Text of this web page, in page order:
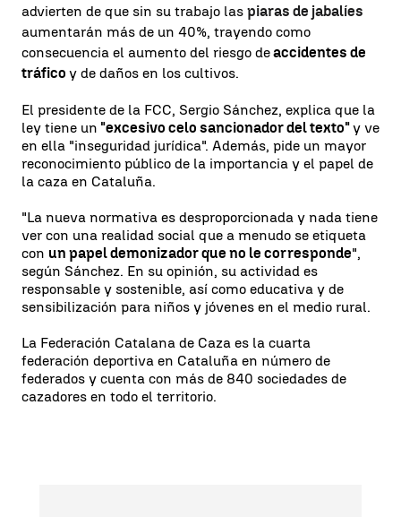
advierten de que sin su trabajo las piaras de jabalíes
aumentarán más de un 40%, trayendo como
consecuencia el aumento del riesgo deaccidentes de
tráfico y de daños en los cultivos.
El presidente de la FCC, Sergio Sánchez, explica que la
ley tiene un "excesivo celo sancionador del texto"y ve
en ella "inseguridad jurídica". Además, pide un mayor
reconocimiento público de la importancia y el papel de
la caza en Cataluña.
"La nueva normativa es desproporcionada y nada tiene
ver con una realidad social que a menudo se etiqueta
con un papel demonizador que no le corresponde",
según Sánchez. En su opinión, su actividad es
responsable y sostenible, así como educativa y de
sensibilización para niños y jóvenes en el medio rural.
La Federación Catalana de Caza es la cuarta
federación deportiva en Cataluña en número de
federados y cuenta con más de 840 sociedades de
cazadores en todo el territorio.